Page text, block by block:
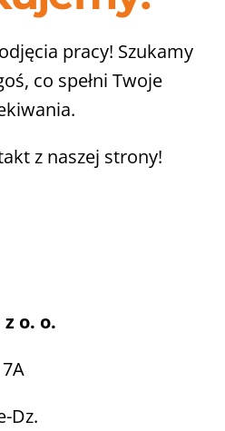
pracy! Szukamy
co spełni Twoje
z naszej strony!
z o. o.
Dz.